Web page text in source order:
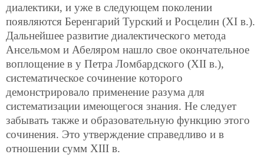
диалектики, и уже в следующем поколении
появляются Беренгарий Турский и Росцелин (XI в.).
Дальнейшее развитие диалектического метода
Ансельмом и Абеляром нашло свое окончательное
воплощение в у Петра Ломбардского (XII в.),
систематическое сочинение которого
демонстрировало применение разума для
систематизации имеющегося знания. Не следует
забывать также и образовательную функцию этого
сочинения. Это утверждение справедливо и в
отношении сумм XIII в.